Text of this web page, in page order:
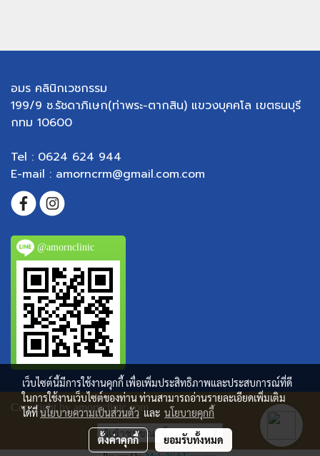
อมร คลินิกเวชกรรม
199/9 ซ.รัชดาภิเษก(ท่าพระ-ตากสิน) แขวงบุคคโล เขตธนบุรี
กทม 10600
Tel : 0624 624 944
E-mail : amorncrm@gmail.com.com
@amornclinic
Copyright by amornclinic.com
ผู้เข้าชมขณะนี้
เว็บไซต์นี้มีการใช้งานคุกกี้ เพื่อเพิ่มประสิทธิภาพและประสบการณ์ที่ดี
ในการใช้งานเว็บไซต์ของท่าน ท่านสามารถอ่านรายละเอียดเพิ่มเติม
ได้ที่ นโยบายความเป็นส่วนตัวและ นโยบายคุกกี้
ตั้งค่าคุกกี้ ยอมรับทั้งหมด